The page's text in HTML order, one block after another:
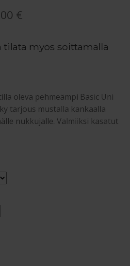
€
-
tilata myös soittamalla
oleva pehmeämpi Basic Uni
tarjous mustalla kankaalla
nukkujalle. Valmiiksi kasatut